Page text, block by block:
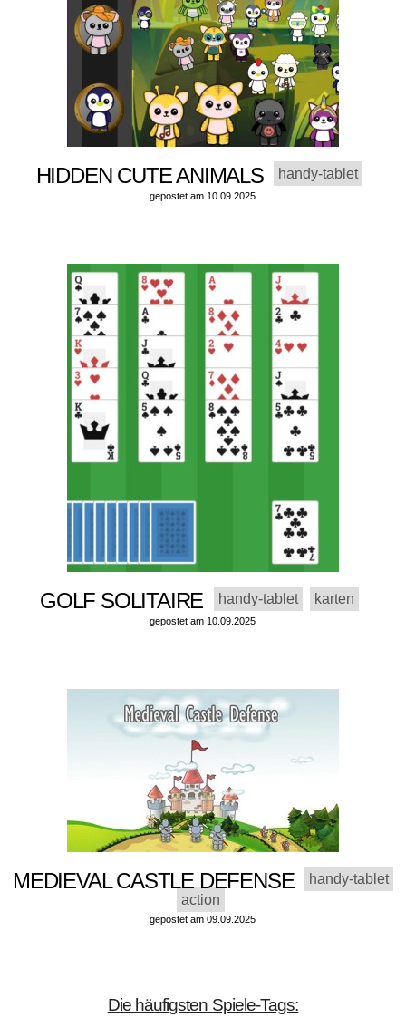
HIDDEN CUTE ANIMALS handy-tablet
gepostet am 10.09.2025
GOLF SOLITAIRE handy-tablet karten
gepostet am 10.09.2025
MEDIEVAL CASTLE DEFENSE
handy-tablet
action
gepostet am 09.09.2025
Die häufigsten Spiele-Tags: